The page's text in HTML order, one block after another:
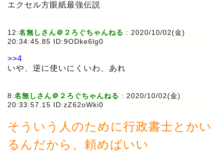
エクセル方眼紙最強伝説
12:名無しさん＠２ろぐちゃんねる : 2020/10/02(金)
20:34:45.85 ID:9ODke6lg0
>>4
いや、逆に使いにくいわ、あれ
8:名無しさん＠２ろぐちゃんねる : 2020/10/02(金)
20:33:57.15 ID:zZ62oWki0
そういう人のために行政書士とかい
るんだから、頼めばいい